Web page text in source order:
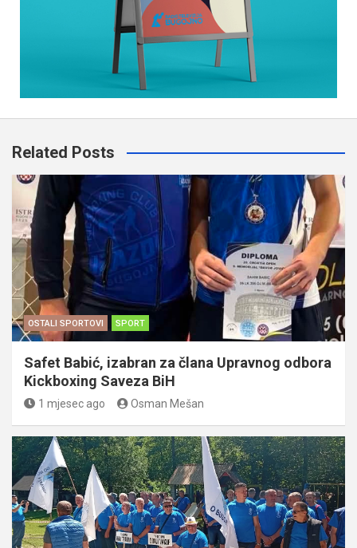
Related Posts
OSTALI SPORTOVI SPORT
Safet Babić, izabran za člana Upravnog odbora
Kickboxing Saveza BiH
1 mjesec ago Osman Mešan